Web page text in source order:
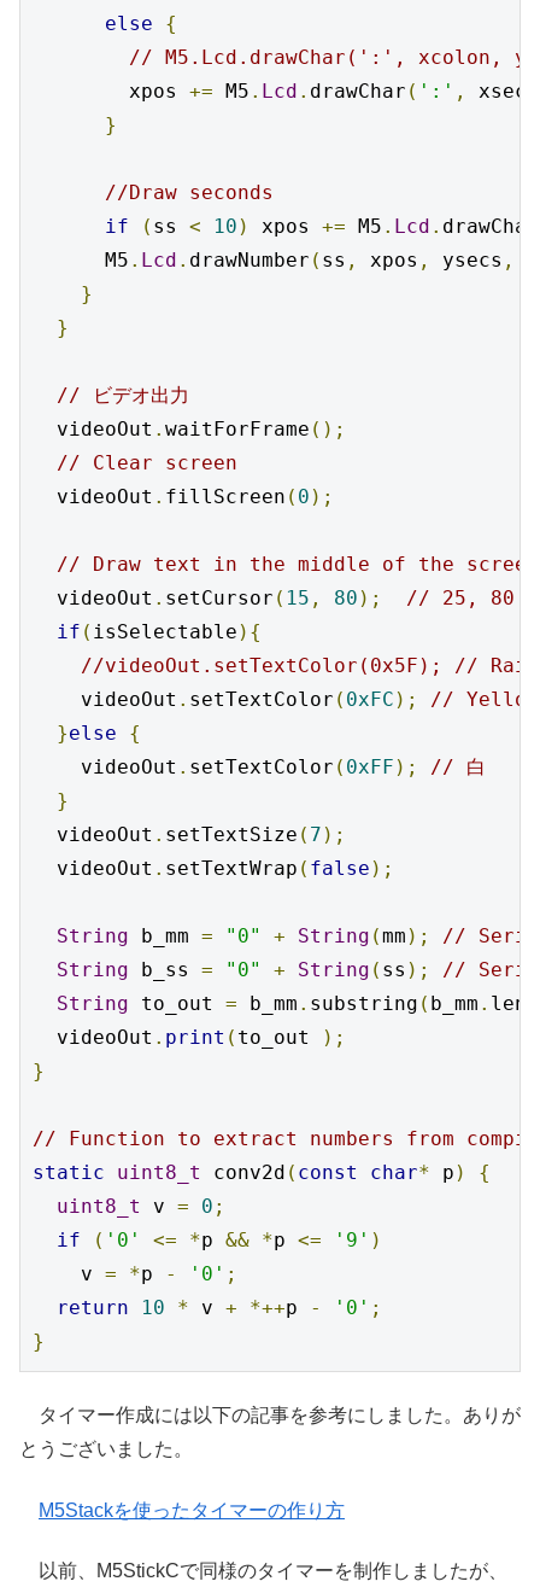
else
{
// M5.Lcd.drawChar(':', xcolon,
        xpos
+= M5 . Lcd . drawChar ( ':' , xsecs
}
//Draw seconds
if
( ss < 10 ) xpos += M5 . Lcd . drawChar
      M5
. Lcd . drawNumber ( ss , xpos , ysecs ,
}
}
// ビデオ出力
  videoOut
. waitForFrame ();
// Clear screen
  videoOut
. fillScreen ( 0 );
// Draw text in the middle of the
  videoOut
. setCursor ( 15 , 80 );
// 25, 80
if ( isSelectable ){
//videoOut.setTextColor(0x5F); //
    videoOut
. setTextColor ( 0xFC );
// Yellow
}else
{
    videoOut
. setTextColor ( 0xFF );
// 白
}
  videoOut
. setTextSize ( 7 );
  videoOut
. setTextWrap ( false );
String b_mm = "0" + String (mm );
//
String b_ss = "0" + String ( ss );
//
String to_out = b_mm . substring ( b_mm .
  videoOut
. print ( to_out
);
}
// Function to extract numbers from
static
uint8_t conv2d ( const char* p )
{
uint8_t
v = 0 ;
if
( '0' <= *p && *p <= '9' )
    v
= *p - '0' ;
return
10 * v + *++p - '0' ;
}
タイマー作成には以下の記事を参考にしました。ありが
とうございました。
M5Stackを使ったタイマーの作り方
以前、M5StickCで同様のタイマーを制作しましたが、